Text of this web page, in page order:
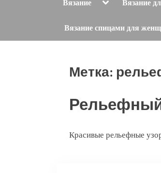
Вязание Вязание
Вязание спицами для
Метка:
Красивые рельефные